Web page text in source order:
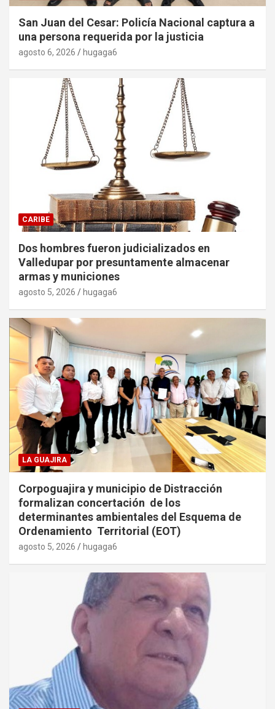
San Juan del Cesar: Policía Nacional captura a
una persona requerida por la justicia
agosto 6, 2026 hugaga6
CARIBE
Dos hombres fueron judicializados en
Valledupar por presuntamente almacenar
armas y municiones
agosto 5, 2026 hugaga6
LA GUAJIRA
Corpoguajira y municipio de Distracción
formalizan concertación de los
determinantes ambientales del Esquema de
Ordenamiento Territorial (EOT)
agosto 5, 2026 hugaga6